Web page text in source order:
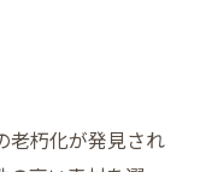
老朽化が発見され